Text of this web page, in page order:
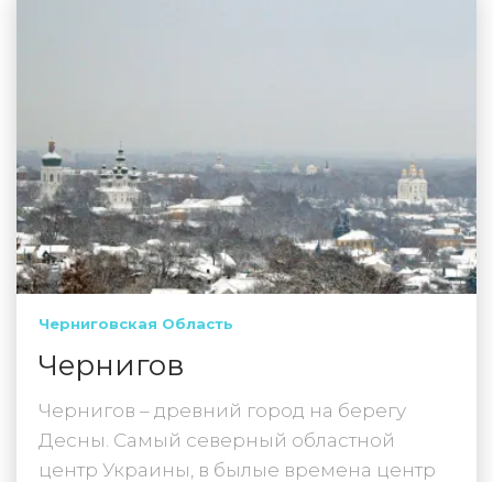
Черниговская Область
Чернигов
Чернигов – древний город на берегу
Десны. Самый северный областной
центр Украины, в былые времена центр